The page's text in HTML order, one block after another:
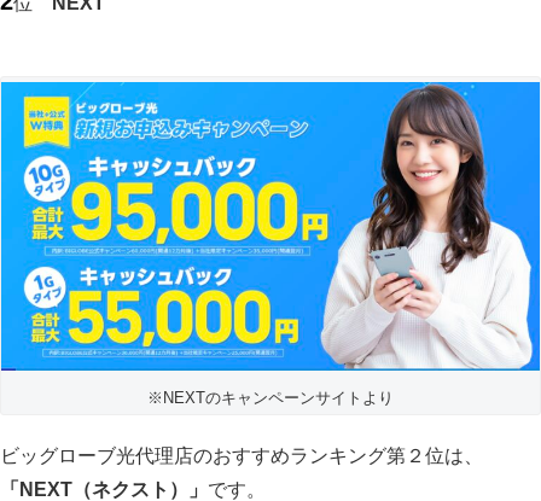
※ NEXTのキャンペーンサイトより
ビッグローブ光代理店のおすすめランキング第２位は、
「NEXT（ネクスト）」 です。